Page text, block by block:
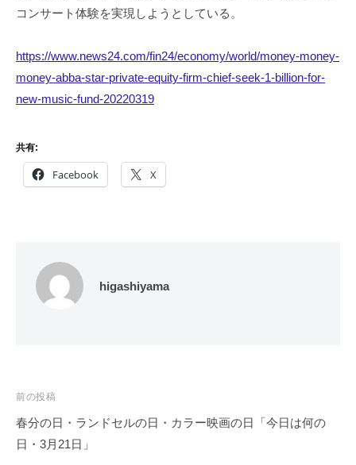
コンサート体験を実現しようとしている。
https://www.news24.com/fin24/economy/world/money-money-
money-abba-star-private-equity-firm-chief-seek-1-billion-for-
new-music-fund-20220319
共有:
Facebook X
higashiyama
投
稿
ナ
前の投稿
春分の日・ランドセルの日・カラー映画の日「今日は何の
日・3月21日」